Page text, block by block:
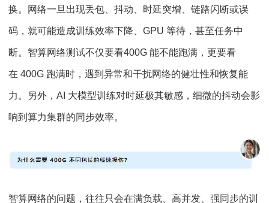
换。网络一旦出现丢包、抖动、时延突增、链路闪断或误
码，就可能造成训练效率下降、GPU 等待，甚至任务中
断。智算网络测试不仅要看400G 能不能跑满，更要看
在 400G 跑满时，遇到异常和干扰网络的健壮性和恢复能
力。另外，AI 大模型训练对时延极其敏感，细微的抖动会影
响到算力集群的同步效率。
智算网络的问题，往往只会在满负载、高并发、强同步的训